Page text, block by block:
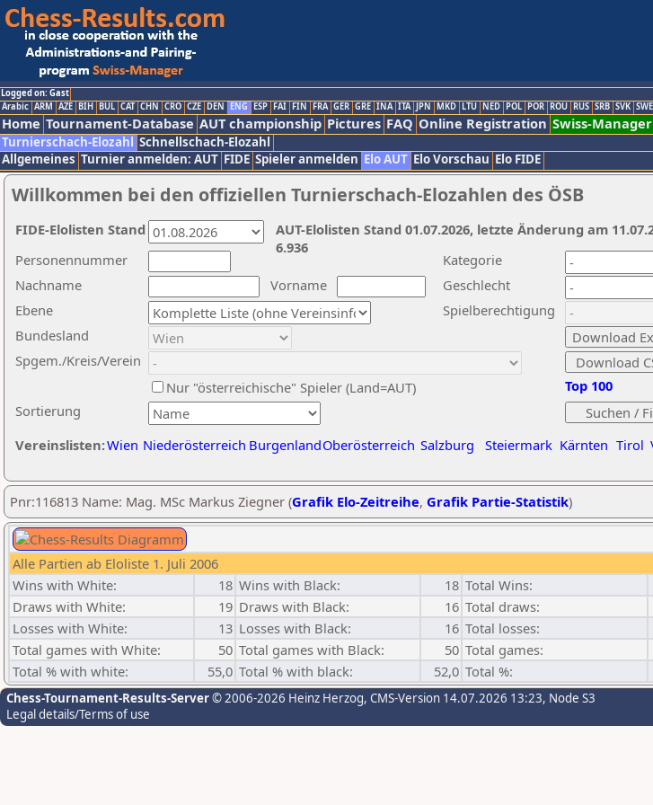
Logged on: Gast
Arabic ARM AZE BIH BUL CAT CHN CRO CZE DEN ENG ESP FAI FIN FRA GER GRE INA ITA JPN MKD LTU NED POL POR ROU RUS SRB SVK SWE
Home Tournament-Database AUT championship Pictures FAQ Online Registration Swiss-Manager
Turnierschach-Elozahl Schnellschach-Elozahl
Allgemeines Turnier anmelden: AUT FIDE Spieler anmelden Elo AUT Elo Vorschau Elo FIDE
Willkommen bei den offiziellen Turnierschach-Elozahlen des ÖSB
Nachname
Vorname
Ebene
Kategorie
Sortierung
Personennummer
Bundesland
Spgem./Kreis/Verein
Geschlecht
Nur "österreichische" Spieler (Land=AUT)
Spielberechtigung
Vereinslisten:Wien Niederösterreich BurgenlandOberösterreich Salzburg Steiermark Kärnten Tirol
Top 100
AUT-Elolisten Stand 01.07.2026, letzte Änderung am
6.936
FIDE-Elolisten Stand
Pnr:116813 Name: Mag. MSc Markus Ziegner (Grafik Elo-Zeitreihe, Grafik Partie-Statistik)
Alle Partien ab Eloliste 1. Juli 2006
Wins with White:
18 Wins with Black: 18 Total Wins:
Draws with White:
19 Draws with Black: 16 Total draws:
Losses with White:
13 Losses with Black: 16 Total losses:
Total games with White:
50 Total games with Black: 50 Total games:
Total % with white:
55,0 Total % with black: 52,0 Total %:
Chess-Tournament-Results-Server© 2006-2026 Heinz Herzog, CMS-Version 14.07.2026 13:23, Node S3
Legal details/Terms of use